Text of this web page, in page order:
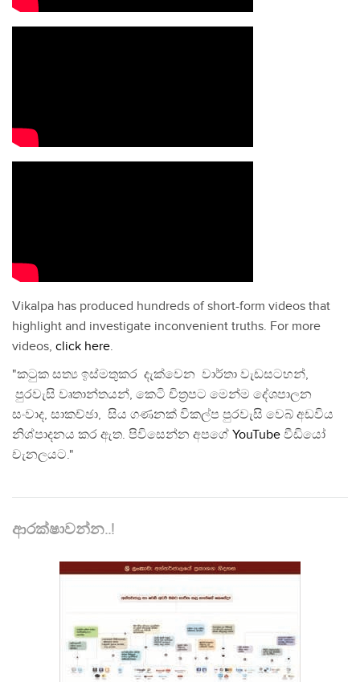
Vikalpa has produced hundreds of short-form videos that
highlight and investigate inconvenient truths. For more
videos, click here.
"කටුක සත්‍ය ඉස්මතුකර දැක්වෙන වාර්තා වැඩසටහන්,
පුරවැසි වෘතාන්තයන්, කෙටි චිත්‍රපට මෙන්ම දේශපාලන
සංවාද, සාකච්ඡා, සිය ගණනක් විකල්ප පුරවැසි වෙබ් අඩවිය
නිශ්පාදනය කර ඇත. පිවිසෙන්න අපගේ YouTube වීඩියෝ
චැනලයට."
ආරක්ෂාවන්න..!